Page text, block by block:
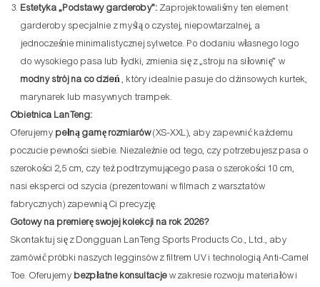
Estetyka „Podstawy garderoby”: Zaprojektowaliśmy ten element
garderoby specjalnie z myślą o czystej, niepowtarzalnej, a
jednocześnie minimalistycznej sylwetce. Po dodaniu własnego logo
do wysokiego pasa lub łydki, zmienia się z „stroju na siłownię” w
modny strój na co dzień, który idealnie pasuje do dżinsowych kurtek,
marynarek lub masywnych trampek.
Obietnica LanTeng:
Oferujemy pełną gamę rozmiarów(XS-XXL), aby zapewnić każdemu
poczucie pewności siebie. Niezależnie od tego, czy potrzebujesz pasa o
szerokości 2,5 cm, czy też podtrzymującego pasa o szerokości 10 cm,
nasi eksperci od szycia (prezentowani w filmach z warsztatów
fabrycznych) zapewnią Ci precyzję.
Gotowy na premierę swojej kolekcji na rok 2026?
Skontaktuj się z Dongguan LanTeng Sports Products Co., Ltd., aby
zamówić próbki naszych legginsów z filtrem UV i technologią Anti-Camel
Toe. Oferujemy bezpłatne konsultacjew zakresie rozwoju materiałów i